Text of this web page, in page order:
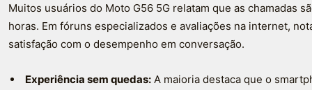
Muitos usuários do Moto G56 5G relatam que as chamadas
horas. Em fóruns especializados e avaliações na internet,
satisfação com o desempenho em conversação.
Experiência sem quedas: A maioria destaca que o